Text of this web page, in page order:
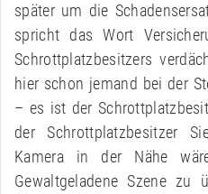
später um die
spricht das Wort
Schrottplatzbesitzers
hier schon jemand bei der
– es ist der
der Schrottplatzbesitzer
Kamera in der Nähe
Gewaltgeladene Szene zu